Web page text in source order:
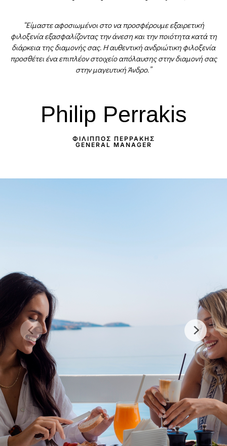
“Είμαστε αφοσιωμένοι στο να προσφέρουμε εξαιρετική
φιλοξενία εξασφαλίζοντας την άνεση και την ποιότητα κατά τη
διάρκεια της διαμονής σας. Η αυθεντική ανδριώτικη φιλοξενία
προσθέτει ένα επιπλέον στοιχείο απόλαυσης στην διαμονή σας
στην μαγευτική Άνδρο.”
Philip Perrakis
ΦΊΛΙΠΠΟΣ ΠΕΡΡΆΚΗΣ
GENERAL MANAGER